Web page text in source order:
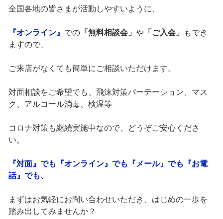
全国各地の皆さまが活動しやすいように、
『オンライン』 での「無料相談会」 や「ご入会」
もでき
ますので、
ご来店がなくても簡単にご相談いただけます。
対面相談をご希望でも、飛沫対策パーテーション、マス
ク、アルコール消毒、検温等
コロナ対策も継続実施中なので、どうぞご安心くださ
い。
『対面』でも『オンライン』でも『メール』でも『お電
話』でも、
まずはお気軽にお問い合わせいただき、はじめの一歩を
踏み出してみませんか？